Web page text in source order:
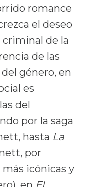
romance
el deseo
criminal de la
de las
género, en
es
del
por la saga
hasta La
por
más icónicas y